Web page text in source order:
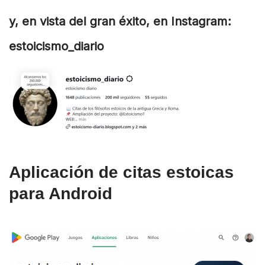
y, en vista del gran éxito, en Instagram:
estoicismo_diario
Aplicación de citas estoicas
para Android